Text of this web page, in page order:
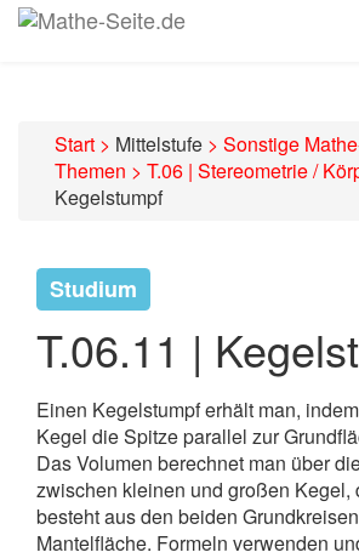
Start > Mittelstufe > Sonstige
Themen > T.06 | Stereometrie /
Kegelstumpf
Studium
T.06.11 |
Einen Kegelstumpf erhält man,
Kegel die Spitze parallel zur
Das Volumen berechnet man über
zwischen kleinen und großen Kegel,
besteht aus den beiden
Mantelfläche. Formeln verwenden